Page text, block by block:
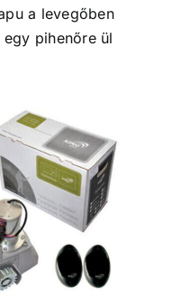
a levegőben
egy pihenőre ül